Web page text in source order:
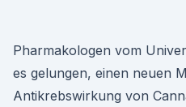
Pharmakologen vom
es gelungen, einen neuen
Antikrebswirkung von